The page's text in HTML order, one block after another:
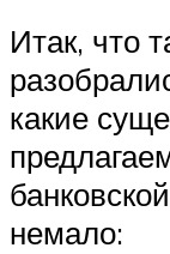
Итак, что
какие
немало: